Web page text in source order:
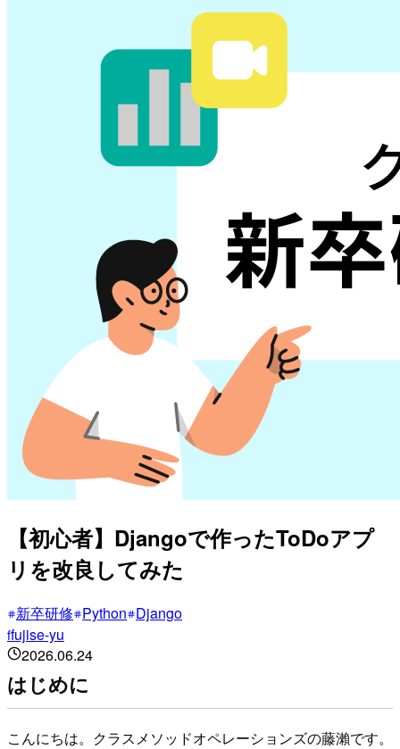
【初心者】Djangoで作ったToDoアプ
リを改良してみた
新卒研修 Python Django
ffujise-yu
2026.06.24
はじめに
こんにちは。クラスメソッドオペレーションズの藤瀨です。